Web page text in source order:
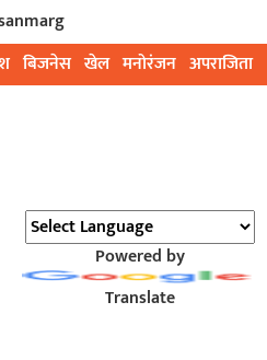
बिजनेस खेल मनोरंजन अपराजिता
Powered by
Translate